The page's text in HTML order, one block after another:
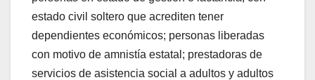
estado civil soltero que acrediten tener
dependientes económicos; personas liberadas
con motivo de amnistía estatal; prestadoras de
servicios de asistencia social a adultos y adultos